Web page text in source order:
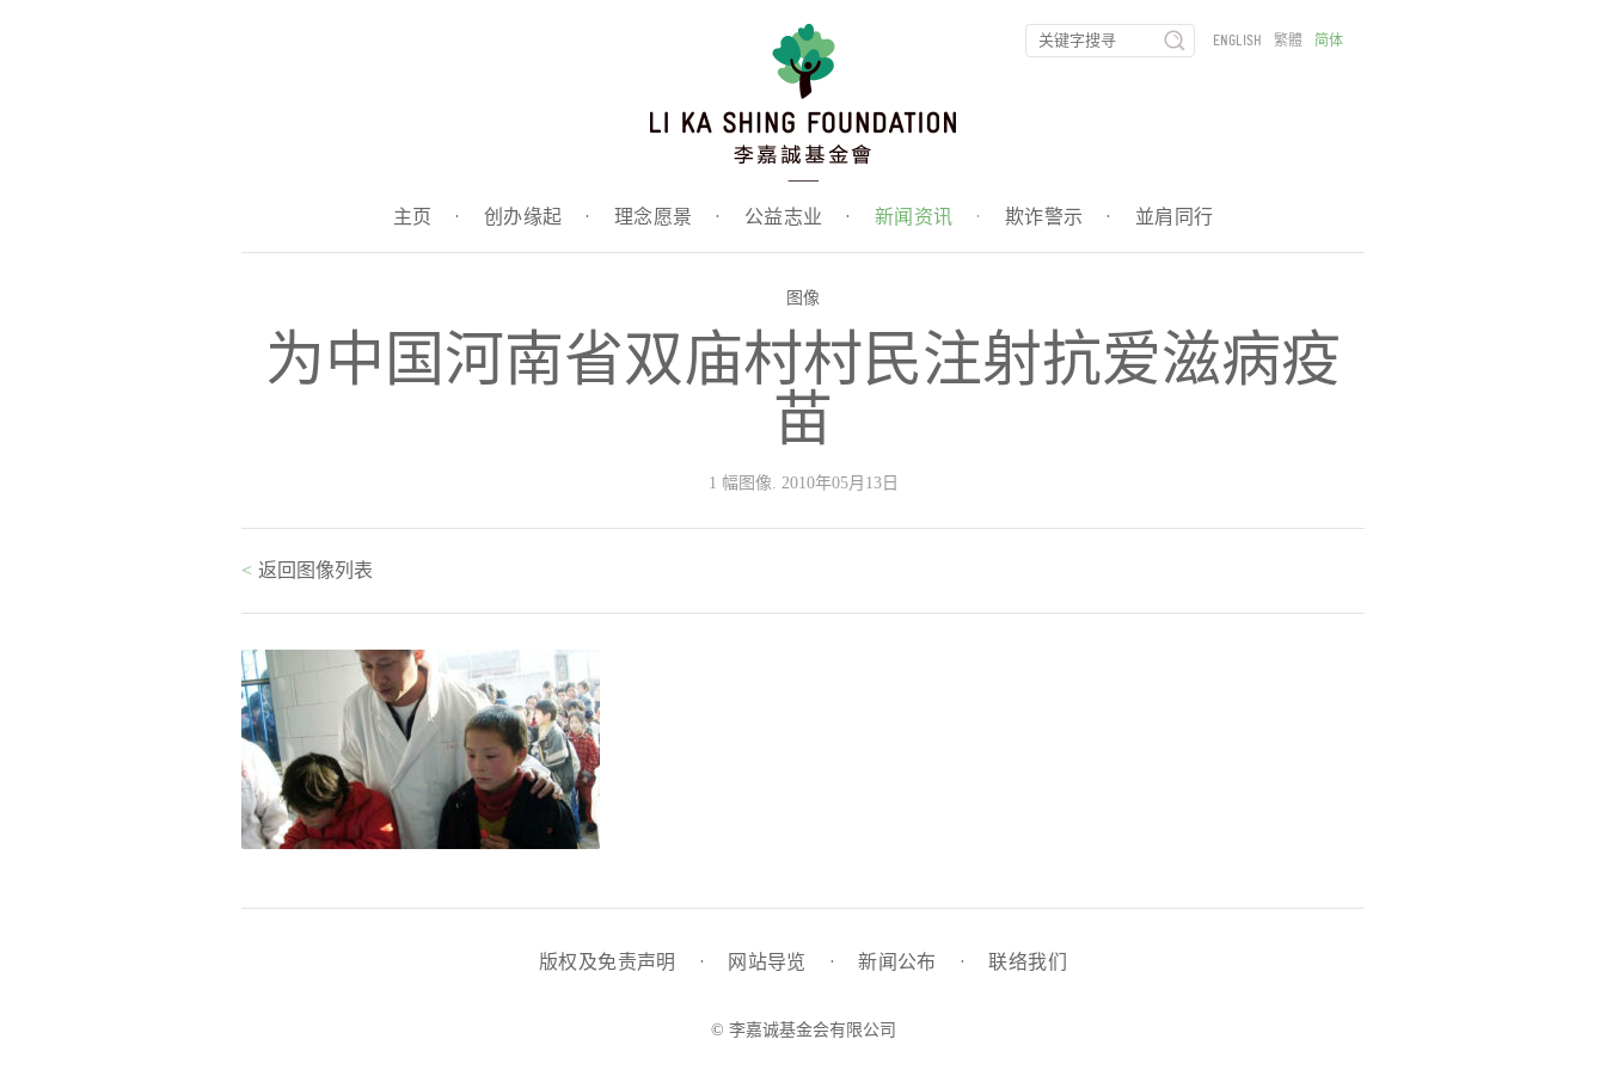
主页 · 创办缘起 · 理念愿景 · 公益志业 · 新闻资讯 · 欺诈警示 · 並肩同行
ENGLISH 繁體 简体
图像
为中国河南省双庙村村民注射抗爱滋病疫
苗
1 幅图像. 2010年05月13日
< 返回图像列表
版权及免责声明 · 网站导览 · 新闻公布 · 联络我们
© 李嘉诚基金会有限公司